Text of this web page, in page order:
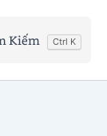
Kiếm
Ctrl K